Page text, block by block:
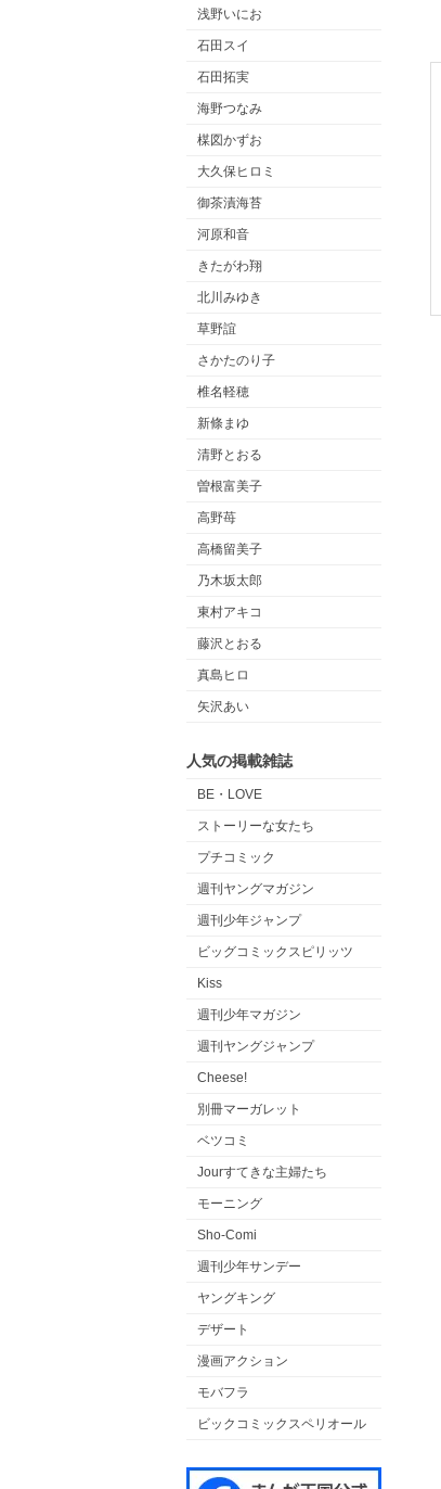
浅野いにお
石田スイ
石田拓実
海野つなみ
楳図かずお
大久保ヒロミ
御茶漬海苔
河原和音
きたがわ翔
北川みゆき
草野誼
さかたのり子
椎名軽穂
新條まゆ
清野とおる
曽根富美子
高野苺
高橋留美子
乃木坂太郎
東村アキコ
藤沢とおる
真島ヒロ
矢沢あい
人気の掲載雑誌
BE・LOVE
ストーリーな女たち
プチコミック
週刊ヤングマガジン
週刊少年ジャンプ
ビッグコミックスピリッツ
Kiss
週刊少年マガジン
週刊ヤングジャンプ
Cheese!
別冊マーガレット
ベツコミ
Jourすてきな主婦たち
モーニング
Sho-Comi
週刊少年サンデー
ヤングキング
デザート
漫画アクション
モバフラ
ビックコミックスペリオール